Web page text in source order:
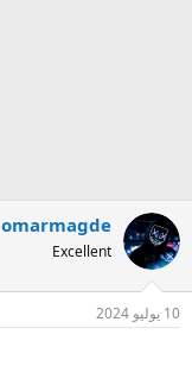
omarmagde
Excellent
10 يوليو 2024